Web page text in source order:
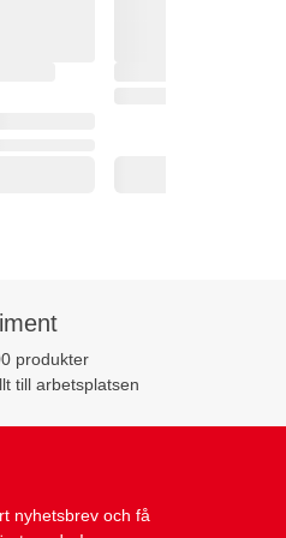
produkter
till arbetsplatsen
nyhetsbrev och få